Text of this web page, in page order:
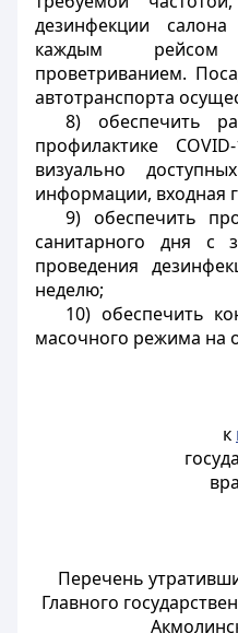
дезинфекции
каждым
проветриванием.
автотранспорта
8) обеспечить
профилактике COVID
визуально
информации, входная
9) обеспечить
санитарного дня с
проведения
неделю;
10) обеспечить
масочного режима на
к
Перечень
Главного